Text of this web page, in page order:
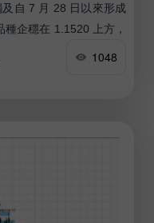
自 7 月 28 日以來形成
企穩在 1.1520 上方，
1048